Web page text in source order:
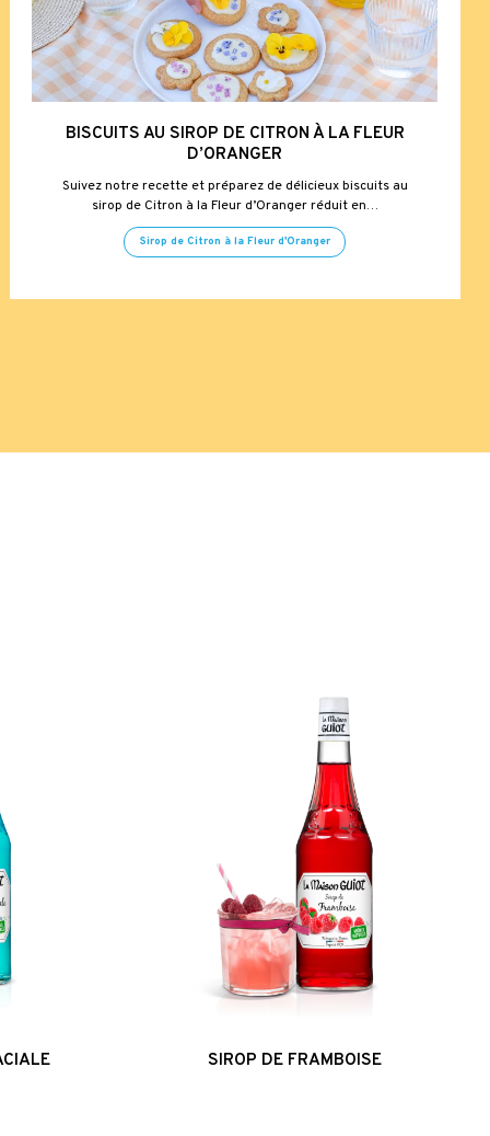
BISCUITS AU SIROP DE CITRON À LA FLEUR
D’ORANGER
Suivez notre recette et préparez de délicieux biscuits au
sirop de Citron à la Fleur d’Oranger réduit en…
Sirop de Citron à la Fleur d'Oranger
Sirop
Framboise
SIROP DE FRAMBOISE